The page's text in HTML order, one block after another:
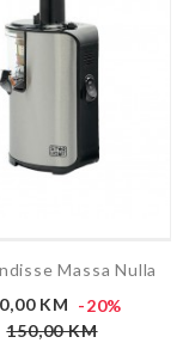
Massa Nulla
KM -20%
150,00 KM